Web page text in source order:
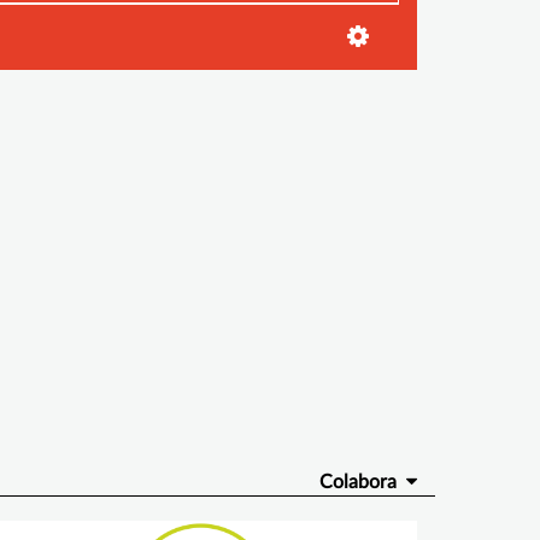
Colabora